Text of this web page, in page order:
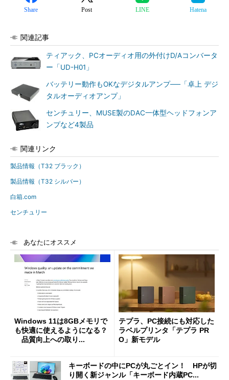
Share Post LINE Hatena
関連記事
ティアック、PCオーディオ用の外付けD/Aコンバータ
ー「UD-H01」
バッテリー動作もOKなデジタルアンプ──「卓上 デジ
タルオーディオアンプ」
センチュリー、MUSE製のDAC一体型ヘッドフォンア
ンプなど4製品
関連リンク
製品情報（T32 ブラック）
製品情報（T32 シルバー）
白箱.com
センチュリー
あなたにオススメ
Windows 11は8GBメモリで
も快適に使えるようになる？
品質向上への取り...
テプラ、PC接続にも対応した
ラベルプリンタ「テプラ PR
O」新モデル
キーボードの中にPCが丸ごとイン！ HPが切
り開く新ジャンル「キーボード内蔵PC...